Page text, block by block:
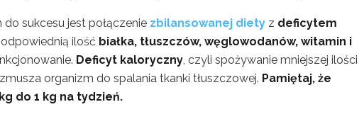
sukcesu jest połączenie zbilansowanej diety z deficytem
ilość białka, tłuszczów, węglowodanów, witamin i
Deficyt kaloryczny, czyli spożywanie mniejszej ilości
organizm do spalania tkanki tłuszczowej. Pamiętaj, że
do 1 kg na tydzień.